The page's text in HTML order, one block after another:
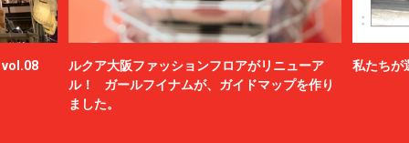
vol.08
ルクア大阪ファッションフロアがリニューア
ル！ ガールフイナムが、ガイドマップを作り
ました。
私たちが